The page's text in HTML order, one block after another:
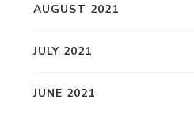
AUGUST 2021
JULY 2021
JUNE 2021